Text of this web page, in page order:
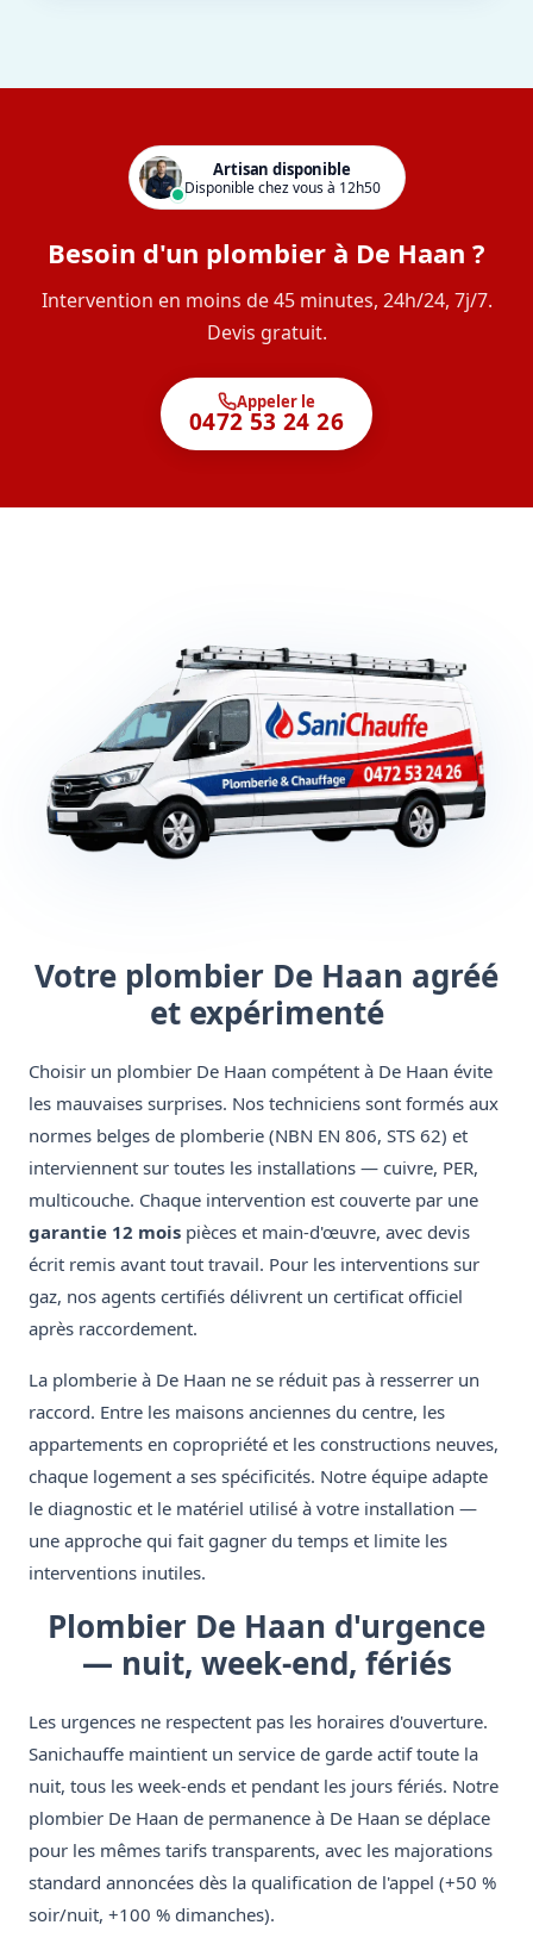
Artisan disponible
Disponible chez vous à 12h50
Besoin d'un plombier à De Haan ?
Intervention en moins de 45 minutes, 24h/24, 7j/7.
Devis gratuit.
Appeler le
0472 53 24 26
Votre plombier De Haan agréé
et expérimenté
Choisir un plombier De Haan compétent à De Haan évite
les mauvaises surprises. Nos techniciens sont formés aux
normes belges de plomberie (NBN EN 806, STS 62) et
interviennent sur toutes les installations — cuivre, PER,
multicouche. Chaque intervention est couverte par une
garantie 12 mois pièces et main-d'œuvre, avec devis
écrit remis avant tout travail. Pour les interventions sur
gaz, nos agents certifiés délivrent un certificat officiel
après raccordement.
La plomberie à De Haan ne se réduit pas à resserrer un
raccord. Entre les maisons anciennes du centre, les
appartements en copropriété et les constructions neuves,
chaque logement a ses spécificités. Notre équipe adapte
le diagnostic et le matériel utilisé à votre installation —
une approche qui fait gagner du temps et limite les
interventions inutiles.
Plombier De Haan d'urgence
— nuit, week-end, fériés
Les urgences ne respectent pas les horaires d'ouverture.
Sanichauffe maintient un service de garde actif toute la
nuit, tous les week-ends et pendant les jours fériés. Notre
plombier De Haan de permanence à De Haan se déplace
pour les mêmes tarifs transparents, avec les majorations
standard annoncées dès la qualification de l'appel (+50 %
soir/nuit, +100 % dimanches).